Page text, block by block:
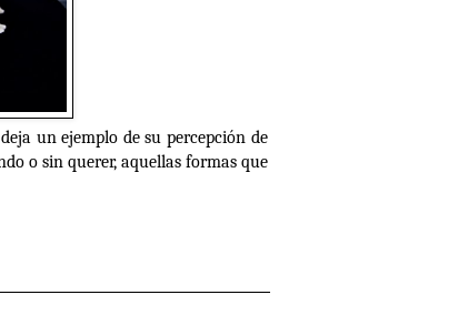
un ejemplo de su percepción de
o sin querer, aquellas formas que